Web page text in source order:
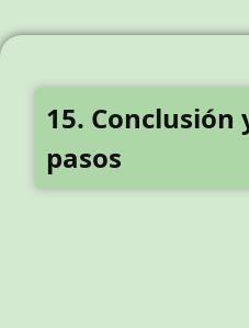
15. Conclusión
pasos